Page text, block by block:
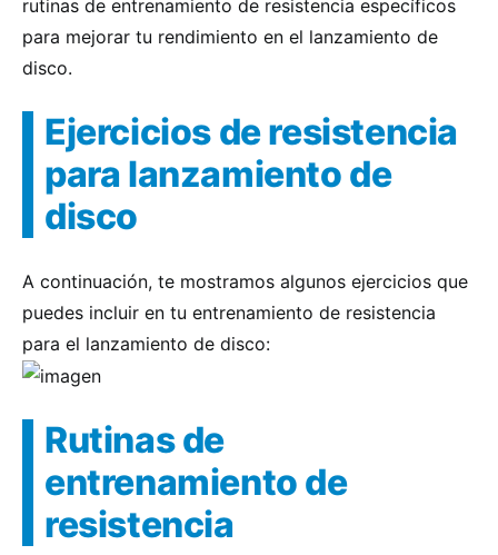
rutinas de entrenamiento de resistencia específicos
para mejorar tu rendimiento en el lanzamiento de
disco.
Ejercicios de resistencia
para lanzamiento de
disco
A continuación, te mostramos algunos ejercicios que
puedes incluir en tu entrenamiento de resistencia
para el lanzamiento de disco:
Rutinas de
entrenamiento de
resistencia